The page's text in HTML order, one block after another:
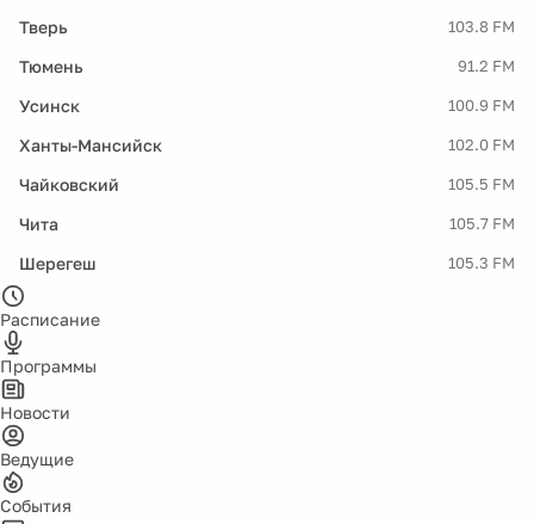
Тверь 103.8 FM
Тюмень 91.2 FM
Усинск 100.9 FM
Ханты-Мансийск 102.0 FM
Чайковский 105.5 FM
Чита 105.7 FM
Шерегеш 105.3 FM
Расписание
Программы
Новости
Ведущие
События